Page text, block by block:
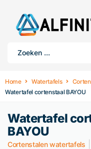
Home Watertafels
Watertafel cortenstaal BAYOU
Watertafel
BAYOU
Cortenstalen watertafels